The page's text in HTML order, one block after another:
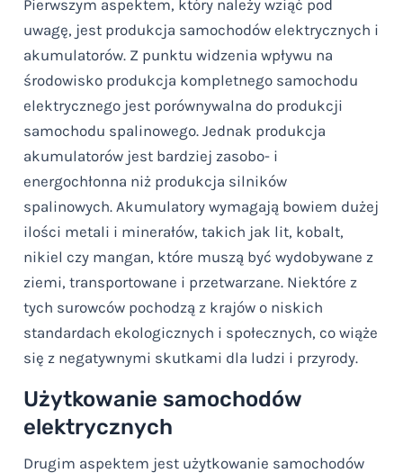
Pierwszym aspektem, który należy wziąć pod
uwagę, jest produkcja samochodów elektrycznych i
akumulatorów. Z punktu widzenia wpływu na
środowisko produkcja kompletnego samochodu
elektrycznego jest porównywalna do produkcji
samochodu spalinowego. Jednak produkcja
akumulatorów jest bardziej zasobo- i
energochłonna niż produkcja silników
spalinowych. Akumulatory wymagają bowiem dużej
ilości metali i minerałów, takich jak lit, kobalt,
nikiel czy mangan, które muszą być wydobywane z
ziemi, transportowane i przetwarzane. Niektóre z
tych surowców pochodzą z krajów o niskich
standardach ekologicznych i społecznych, co wiąże
się z negatywnymi skutkami dla ludzi i przyrody.
Użytkowanie samochodów
elektrycznych
Drugim aspektem jest użytkowanie samochodów